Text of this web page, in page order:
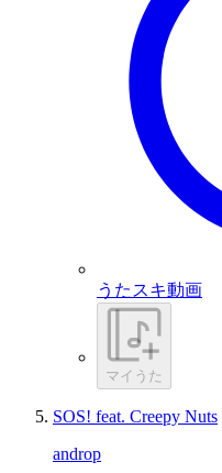
うたスキ動画
マイうた
SOS! feat. Creepy Nuts
androp